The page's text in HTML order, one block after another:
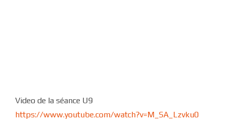
Video de la séance U9
https://www.youtube.com/watch?v=M_SA_Lzvku0